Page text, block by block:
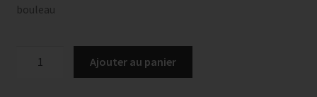
bouleau
Ajouter au panier